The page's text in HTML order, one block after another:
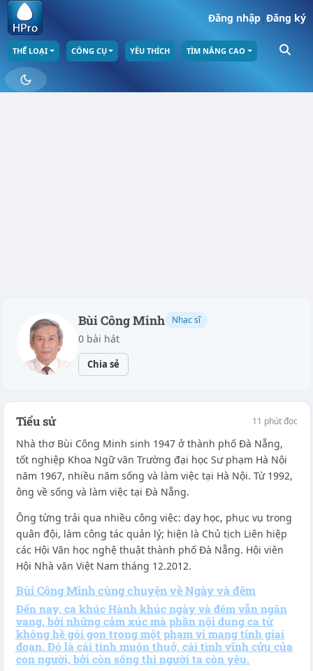
Đăng nhập|Đăng ký
THỂ LOẠI CÔNG CỤ YÊU THÍCH TÌM NÂNG CAO
Bùi Công Minh Nhạc sĩ
0 bài hát
Chia sẻ
Tiểu sử 11 phút đọc
Nhà thơ Bùi Công Minh sinh 1947 ở thành phố Đà Nẵng,
tốt nghiệp Khoa Ngữ văn Trường đại học Sư phạm Hà Nội
năm 1967, nhiều năm sống và làm việc tại Hà Nội. Từ 1992,
ông về sống và làm việc tại Đà Nẵng.
Ông từng trải qua nhiều công việc: dạy học, phục vụ trong
quân đội, làm công tác quản lý; hiện là Chủ tịch Liên hiệp
các Hội Văn học nghệ thuật thành phố Đà Nẵng. Hội viên
Hội Nhà văn Việt Nam tháng 12.2012.
Bùi Công Minh cùng chuyện về Ngày và đêm
Đến nay, ca khúc Hành khúc ngày và đêm vẫn ngân
vang, bởi những cảm xúc mà phần nội dung ca từ
không hề gói gọn trong một phạm vi mang tính giai
đoạn. Đó là cái tình muôn thuở, cái tình vĩnh cửu của
con người, bởi còn sống thì người ta còn yêu.